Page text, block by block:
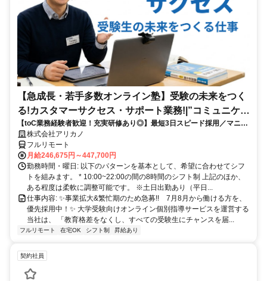
【急成長・若手多数オンライン塾】受験の未来をつく
る!カスタマーサクセス・サポート業務!|”コミュニケー
ション”が好きな方!|「フルリモート勤務」
【toC業務経験者歓迎！充実研修あり◎】最短3日スピード採用／マニュ
アル化が進んでいて、迷わず働ける環境です！
株式会社アリカノ
フルリモート
月給246,675円～447,700円
勤務時間・曜日: 以下のパターンを基本として、希望に合わせてシフ
トを組みます。 * 10:00~22:00の間の8時間のシフト制 上記のほか、
ある程度は柔軟に調整可能です。 ※土日出勤あり（平日...
仕事内容: ✨️事業拡大&繁忙期のため急募!! 7月8月から働ける方を、
優先採用中！✨️ 大学受験向けオンライン個別指導サービスを運営する
当社は、 「教育格差をなくし、すべての受験生にチャンスを届...
フルリモート 在宅OK シフト制 昇給あり
契約社員